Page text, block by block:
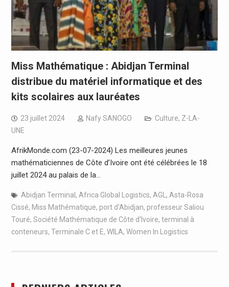
Miss Mathématique : Abidjan Terminal
distribue du matériel informatique et des
kits scolaires aux lauréates
23 juillet 2024 Nafy SANOGO Culture, Z-LA-
UNE
AfrikMonde.com (23-07-2024) Les meilleures jeunes
mathématiciennes de Côte d’Ivoire ont été célébrées le 18
juillet 2024 au palais de la…
Abidjan Terminal , Africa Global Logistics, AGL , Asta-Rosa
Cissé, Miss Mathématique, port d'Abidjan, professeur Saliou
Touré, Société Mathématique de Côte d'Ivoire, terminal à
conteneurs, Terminale C et E, WILA, Women In Logistics